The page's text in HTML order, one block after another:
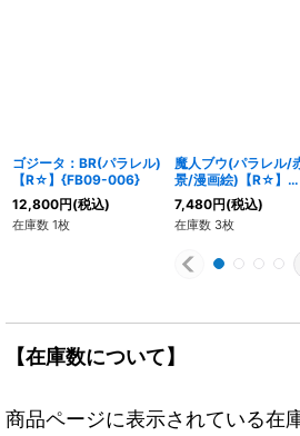
ゴジータ：BR(パラレル)
【R☆】{FB09-006}
12,800円(税込)
在庫数 1枚
魔人ブウ(パラレル/
景/漫画絵)【R☆】
{SB01-033}
7,480円(税込)
在庫数 3枚
【在庫数について】
商品ページに表示されている在